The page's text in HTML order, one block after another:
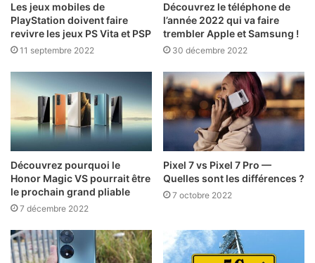
Les jeux mobiles de
PlayStation doivent faire
revivre les jeux PS Vita et PSP
11 septembre 2022
Découvrez le téléphone de
l’année 2022 qui va faire
trembler Apple et Samsung !
30 décembre 2022
Découvrez pourquoi le
Honor Magic VS pourrait être
le prochain grand pliable
7 décembre 2022
Pixel 7 vs Pixel 7 Pro —
Quelles sont les différences ?
7 octobre 2022